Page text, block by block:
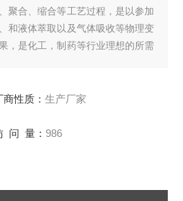
聚合、缩合等工艺过程，是以参加
和液体萃取以及气体吸收等物理变
，是化工，制药等行业理想的所需
商性质： 生产厂家
问 量： 986